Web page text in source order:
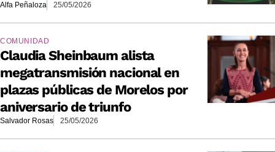
Alfa Peñaloza 25/05/2026
COMUNIDAD
Claudia Sheinbaum alista
megatransmisión nacional en
plazas públicas de Morelos por
aniversario de triunfo
Salvador Rosas 25/05/2026